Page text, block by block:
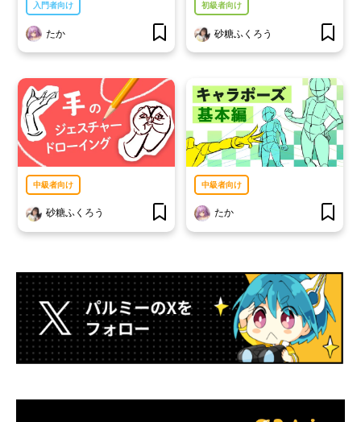
入門者向け
たか
初級者向け
砂糖ふくろう
中級者向け
砂糖ふくろう
中級者向け
たか